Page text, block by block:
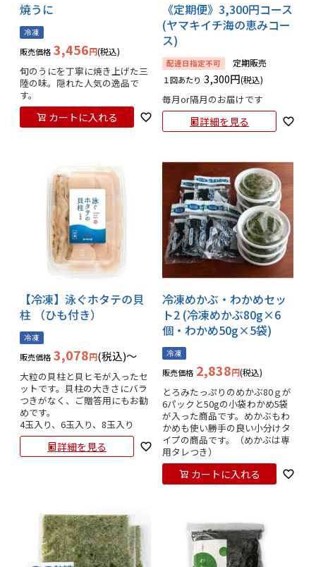
焼うに
冷凍
販売価格 3,456 税込
旬のうにを丁寧に焼き上げた三
陸の味。隠れた人気の逸品で
す。
カートに入れる
《定期便》3,300円コース
(ヤマキイチ海の恵みコー
ス)
配達日指定不可 定期販売
１回あたり 3,300 税込
毎月or隔月のお届けです
詳細を見る
【冷凍】泳ぐホタテの貝
柱 （ひも付き）
冷凍
販売価格 3,078 税込 〜
大粒の貝柱と貝ヒモが入ったセ
ットです。貝柱の大きさにバラ
つきがなく、ご贈答用にもお勧
めです。
4玉入り、6玉入り、8玉入り
詳細を見る
冷凍めかぶ・わかめセッ
ト2 (冷凍めかぶ80g×6
個・わかめ50g×5袋)
冷凍
販売価格 2,838 税込
とろみたっぷりのめかぶ80ｇが
6パックと50gの小袋わかめ5袋
が入った商品です。めかぶもわ
かめも使い勝手の良い小分けタ
イプの商品です。（めかぶは専
用タレつき）
カートに入れる